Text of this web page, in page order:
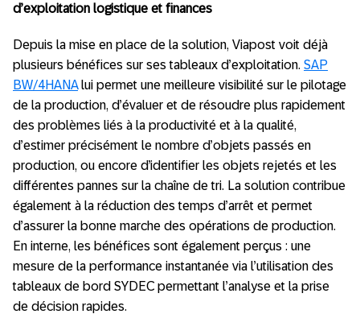
d’exploitation logistique et finances
Depuis la mise en place de la solution, Viapost voit déjà
plusieurs bénéfices sur ses tableaux d’exploitation. SAP
BW/4HANAlui permet une meilleure visibilité sur le pilotage
de la production, d’évaluer et de résoudre plus rapidement
des problèmes liés à la productivité et à la qualité,
d’estimer précisément le nombre d’objets passés en
production, ou encore d’identifier les objets rejetés et les
différentes pannes sur la chaîne de tri. La solution contribue
également à la réduction des temps d’arrêt et permet
d’assurer la bonne marche des opérations de production.
En interne, les bénéfices sont également perçus : une
mesure de la performance instantanée via l’utilisation des
tableaux de bord SYDEC permettant l’analyse et la prise
de décision rapides.